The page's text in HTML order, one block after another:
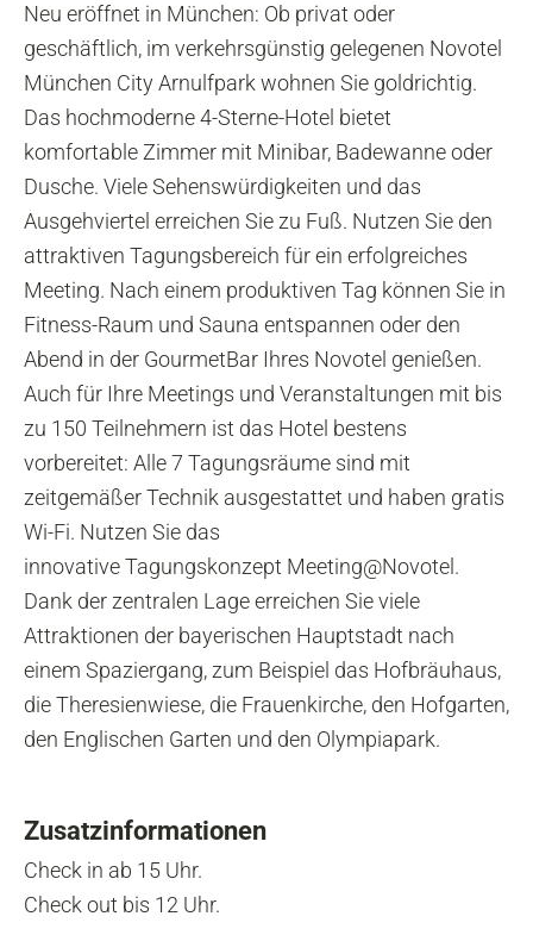
Neu eröffnet in München: Ob privat oder
geschäftlich, im verkehrsgünstig gelegenen Novotel
München City Arnulfpark wohnen Sie goldrichtig.
Das hochmoderne 4-Sterne-Hotel bietet
komfortable Zimmer mit Minibar, Badewanne oder
Dusche. Viele Sehenswürdigkeiten und das
Ausgehviertel erreichen Sie zu Fuß. Nutzen Sie den
attraktiven Tagungsbereich für ein erfolgreiches
Meeting. Nach einem produktiven Tag können Sie in
Fitness-Raum und Sauna entspannen oder den
Abend in der GourmetBar Ihres Novotel genießen.
Auch für Ihre Meetings und Veranstaltungen mit bis
zu 150 Teilnehmern ist das Hotel bestens
vorbereitet: Alle 7 Tagungsräume sind mit
zeitgemäßer Technik ausgestattet und haben gratis
Wi-Fi. Nutzen Sie das
innovative Tagungskonzept Meeting@Novotel.
Dank der zentralen Lage erreichen Sie viele
Attraktionen der bayerischen Hauptstadt nach
einem Spaziergang, zum Beispiel das Hofbräuhaus,
die Theresienwiese, die Frauenkirche, den Hofgarten,
den Englischen Garten und den Olympiapark.
Zusatzinformationen
Check in ab 15 Uhr.
Check out bis 12 Uhr.